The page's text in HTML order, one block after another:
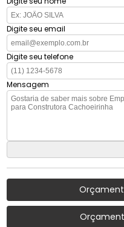
Digite seu email
Digite seu telefone
Mensagem